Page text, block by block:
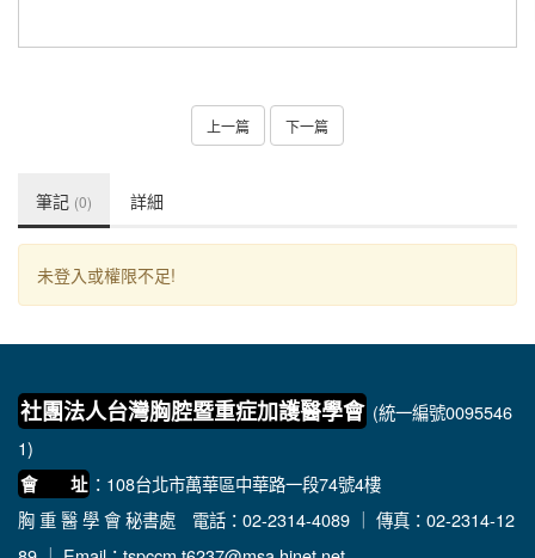
上一篇 下一篇
筆記 (0) 詳細
未登入或權限不足!
社團法人台灣胸腔暨重症加護醫學會 (統一編號0095546
1)
會 址 ：108台北市萬華區中華路一段74號4樓
胸 重 醫 學 會 秘書處 電話：02-2314-4089 ｜ 傳真：02-2314-12